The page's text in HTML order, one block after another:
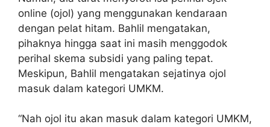
online (ojol) yang menggunakan kendaraan
dengan pelat hitam. Bahlil mengatakan,
pihaknya hingga saat ini masih menggodok
perihal skema subsidi yang paling tepat.
Meskipun, Bahlil mengatakan sejatinya ojol
masuk dalam kategori UMKM.
“Nah ojol itu akan masuk dalam kategori UMKM,